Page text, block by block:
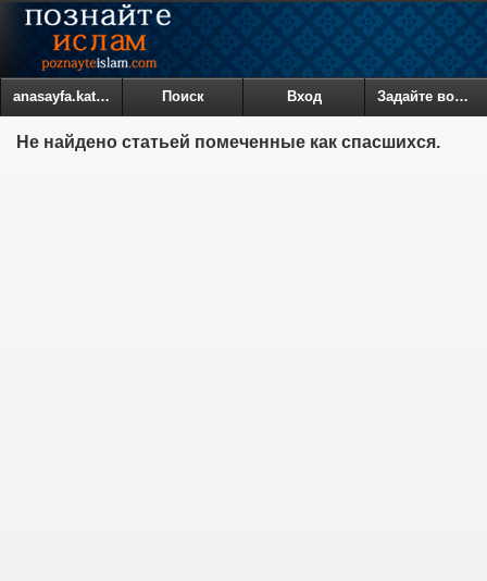
anasayfa.kategoriler Поиск Вход Задайте вопрос
Не найдено статьей помеченные как спасшихся.